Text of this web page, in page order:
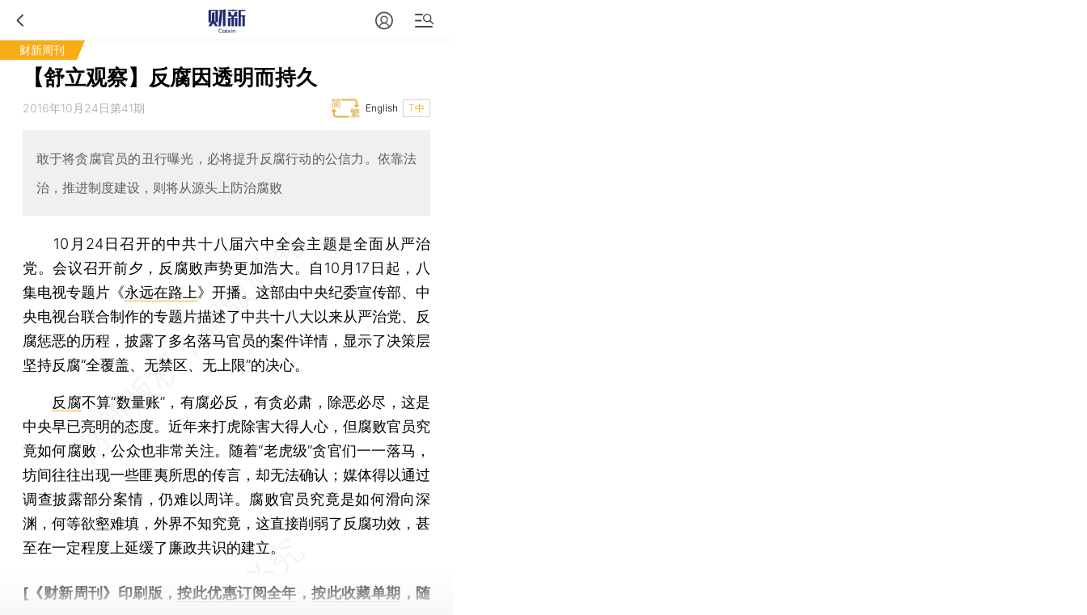
财新周刊
【舒立观察】反腐因透明而持久
2016年10月24日第41期 T中
English
敢于将贪腐官员的丑行曝光，必将提升反腐行动的公信力。依靠法
治，推进制度建设，则将从源头上防治腐败
10月24日召开的中共十八届六中全会主题是全面从严治
党。会议召开前夕，反腐败声势更加浩大。自10月17日起，八
集电视专题片《永远在路上》开播。这部由中央纪委宣传部、中
央电视台联合制作的专题片描述了中共十八大以来从严治党、反
腐惩恶的历程，披露了多名落马官员的案件详情，显示了决策层
坚持反腐“全覆盖、无禁区、无上限”的决心。
反腐不算“数量账”，有腐必反，有贪必肃，除恶必尽，这是
中央早已亮明的态度。近年来打虎除害大得人心，但腐败官员究
竟如何腐败，公众也非常关注。随着“老虎级”贪官们一一落马，
坊间往往出现一些匪夷所思的传言，却无法确认；媒体得以通过
调查披露部分案情，仍难以周详。腐败官员究竟是如何滑向深
渊，何等欲壑难填，外界不知究竟，这直接削弱了反腐功效，甚
至在一定程度上延缓了廉政共识的建立。
[《财新周刊》印刷版，按此优惠订阅全年 ，按此收藏单期 ，随